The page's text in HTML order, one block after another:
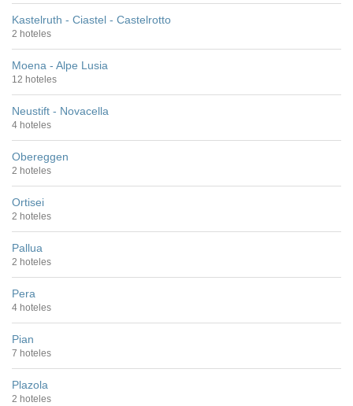
Kastelruth - Ciastel - Castelrotto
2 hoteles
Moena - Alpe Lusia
12 hoteles
Neustift - Novacella
4 hoteles
Obereggen
2 hoteles
Ortisei
2 hoteles
Pallua
2 hoteles
Pera
4 hoteles
Pian
7 hoteles
Plazola
2 hoteles